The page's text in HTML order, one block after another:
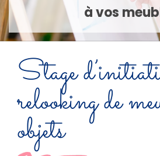
à vos
Stage
relooking de
objets